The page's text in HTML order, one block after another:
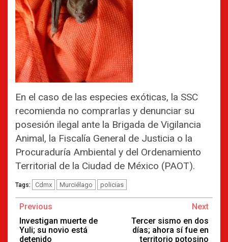
En el caso de las especies exóticas, la SSC
recomienda no comprarlas y denunciar su
posesión ilegal ante la Brigada de Vigilancia
Animal, la Fiscalía General de Justicia o la
Procuraduría Ambiental y del Ordenamiento
Territorial de la Ciudad de México (PAOT).
Tags: Cdmx Murciélago policias
Continue
Reading
Previous
Investigan muerte de
Yuli; su novio está
detenido
Next
Tercer sismo en dos
días; ahora sí fue en
territorio potosino